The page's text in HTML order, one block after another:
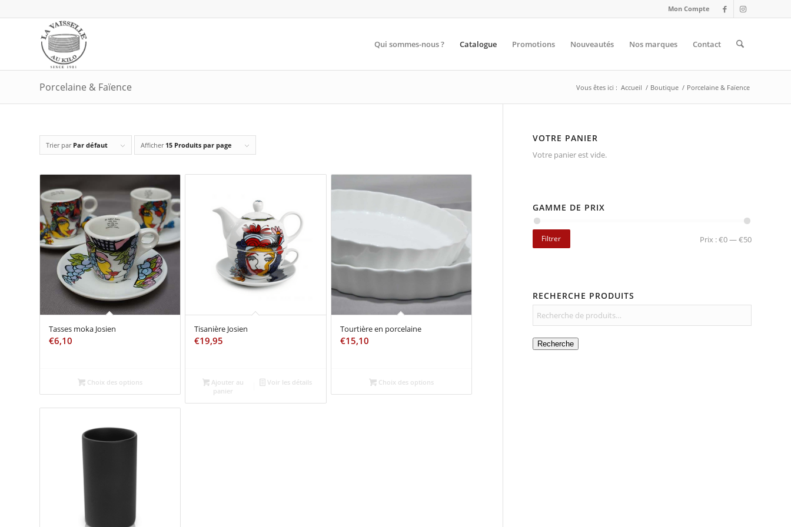
Mon Compte
Qui sommes-nous ? Catalogue Promotions Nouveautés Nos marques Contact
Porcelaine & Faïence Vous êtes ici : Accueil / Boutique / Porcelaine & Faïence
Trier par Par défaut Afficher 15 Produits par page
Tasses moka Josien
€6,10
Choix des options
Tisanière Josien
€19,95
Ajouter au
panier
Voir les détails
Tourtière en porcelaine
€15,10
Choix des options
VOTRE PANIER
Votre panier est vide.
GAMME DE PRIX
Filtrer Prix :€0—€50
RECHERCHE PRODUITS
Recherche